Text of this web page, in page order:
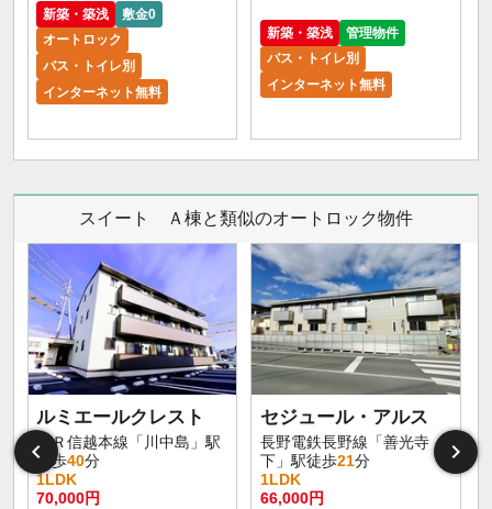
新築・築浅
敷金0
オートロック
バス・トイレ別
インターネット無料
新築・築浅
管理物件
バス・トイレ別
インターネット無料
スイート Ａ棟と類似のオートロック物件
ルミエールクレスト
ＪＲ信越本線「川中島」駅
徒歩40分
1LDK
70,000円
セジュール・アルス
長野電鉄長野線「善光寺
下」駅徒歩21分
1LDK
66,000円